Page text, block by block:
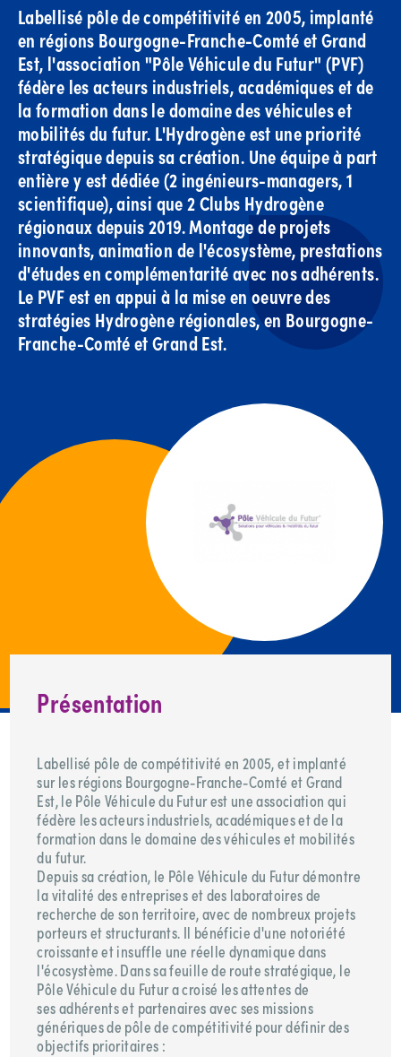
Labellisé pôle de compétitivité en 2005, implanté
en régions Bourgogne-Franche-Comté et Grand
Est, l'association "Pôle Véhicule du Futur" (PVF)
fédère les acteurs industriels, académiques et de
la formation dans le domaine des véhicules et
mobilités du futur. L'Hydrogène est une priorité
stratégique depuis sa création. Une équipe à part
entière y est dédiée (2 ingénieurs-managers, 1
scientifique), ainsi que 2 Clubs Hydrogène
régionaux depuis 2019. Montage de projets
innovants, animation de l'écosystème, prestations
d'études en complémentarité avec nos adhérents.
Le PVF est en appui à la mise en oeuvre des
stratégies Hydrogène régionales, en Bourgogne-
Franche-Comté et Grand Est.
Présentation
Labellisé pôle de compétitivité en 2005, et implanté
sur les régions Bourgogne-Franche-Comté et Grand
Est, le Pôle Véhicule du Futur est une association qui
fédère les acteurs industriels, académiques et de la
formation dans le domaine des véhicules et mobilités
du futur.
Depuis sa création, le Pôle Véhicule du Futur démontre
la vitalité des entreprises et des laboratoires de
recherche de son territoire, avec de nombreux projets
porteurs et structurants. Il bénéficie d'une notoriété
croissante et insuffle une réelle dynamique dans
l'écosystème. Dans sa feuille de route stratégique, le
Pôle Véhicule du Futur a croisé les attentes de
ses adhérents et partenaires avec ses missions
génériques de pôle de compétitivité pour définir des
objectifs prioritaires :